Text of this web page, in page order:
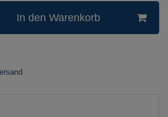
In den Warenkorb